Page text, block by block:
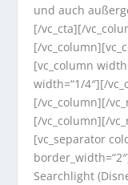
und auch
[/vc_cta][/
[/
[vc_column
width=“1/4″][/
[/vc_column][/
[/vc_column][/
[vc_separator
Searchlight